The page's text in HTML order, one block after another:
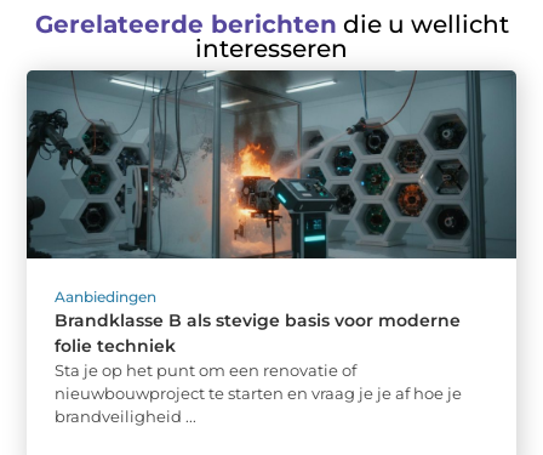
Gerelateerde berichten die u wellicht
interesseren
Aanbiedingen
Brandklasse B als stevige basis voor moderne
folie techniek
Sta je op het punt om een renovatie of
nieuwbouwproject te starten en vraag je je af hoe je
brandveiligheid ...